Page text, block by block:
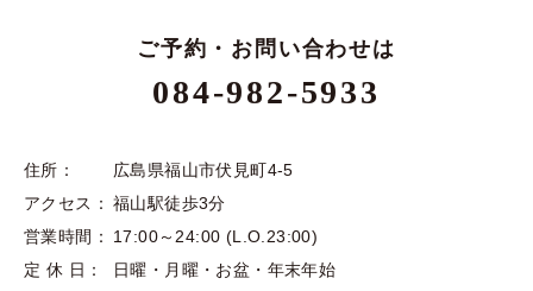
ご予約・お問い合わせは
084-982-5933
住所：
広島県福山市伏見町4-5
アクセス： 福山駅徒歩3分
営業時間：
17:00～24:00 (L.O.23:00)
定 休 日：
日曜・月曜・お盆・年末年始